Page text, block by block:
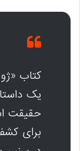
کتاب
یک
حقیقت
برای